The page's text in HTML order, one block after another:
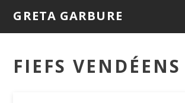
GRETA GARBURE
FIEFS VENDÉENS